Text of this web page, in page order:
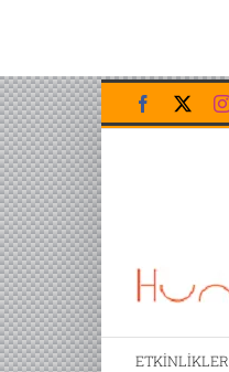
Skip
to
content
Facebook
ETKİNLİKLER